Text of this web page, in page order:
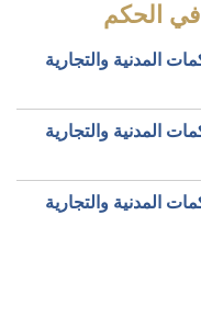
في الحكم
المدنية والتجارية
المدنية والتجارية
المدنية والتجارية